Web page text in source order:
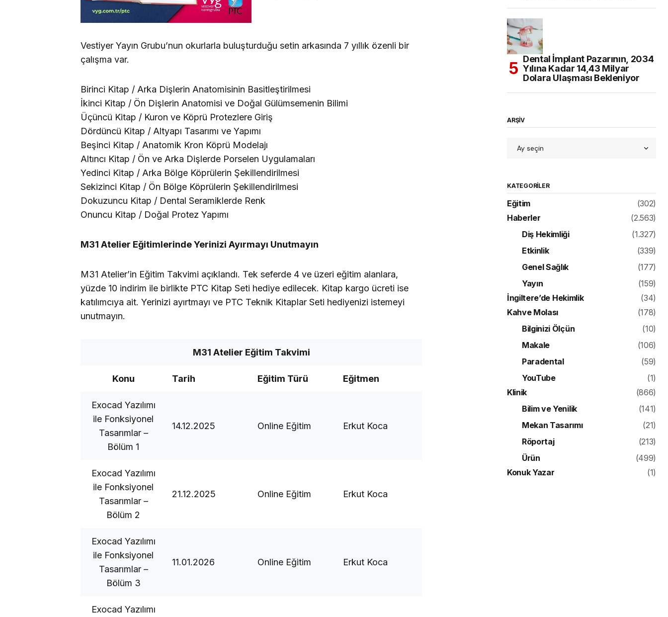
Vestiyer Yayın Grubu’nun okurlarla buluşturduğu setin arkasında 7 yıllık özenli bir
çalışma var.
Birinci Kitap / Arka Dişlerin Anatomisinin Basitleştirilmesi
İkinci Kitap / Ön Dişlerin Anatomisi ve Doğal Gülümsemenin Bilimi
Üçüncü Kitap / Kuron ve Köprü Protezlere Giriş
Dördüncü Kitap / Altyapı Tasarımı ve Yapımı
Beşinci Kitap / Anatomik Kron Köprü Modelajı
Altıncı Kitap / Ön ve Arka Dişlerde Porselen Uygulamaları
Yedinci Kitap / Arka Bölge Köprülerin Şekillendirilmesi
Sekizinci Kitap / Ön Bölge Köprülerin Şekillendirilmesi
Dokuzuncu Kitap / Dental Seramiklerde Renk
Onuncu Kitap / Doğal Protez Yapımı
M31 Atelier Eğitimlerinde Yerinizi Ayırmayı Unutmayın
M31 Atelier’in Eğitim Takvimi açıklandı. Tek seferde 4 ve üzeri eğitim alanlara,
yüzde 10 indirim ile birlikte PTC Kitap Seti hediye edilecek. Kitap kargo ücreti ise
katılımcıya ait. Yerinizi ayırtmayı ve PTC Teknik Kitaplar Seti hediyenizi istemeyi
unutmayın.
M31 Atelier Eğitim Takvimi
Konu Tarih Eğitim Türü Eğitmen
Exocad Yazılımı
ile Fonksiyonel
Tasarımlar –
Bölüm 1
14.12.2025 Online Eğitim Erkut Koca
Exocad Yazılımı
ile Fonksiyonel
Tasarımlar –
Bölüm 2
21.12.2025 Online Eğitim Erkut Koca
Exocad Yazılımı
ile Fonksiyonel
Tasarımlar –
Bölüm 3
11.01.2026 Online Eğitim Erkut Koca
Exocad Yazılımı
Dental İmplant Pazarının, 2034
Yılına Kadar 14,43 Milyar
Dolara Ulaşması Bekleniyor
ARŞİV
KATEGORILER
Eğitim
(302)
Haberler
(2.563)
Diş Hekimliği
(1.327)
Etkinlik
(339)
Genel Sağlık
(177)
Yayın
(159)
İngiltere’de Hekimlik
(34)
Kahve Molası
(178)
Bilginizi Ölçün
(10)
Makale
(106)
Paradental
(59)
YouTube
(1)
Klinik
(866)
Bilim ve Yenilik
(141)
Mekan Tasarımı
(21)
Röportaj
(213)
Ürün
(499)
Konuk Yazar
(1)